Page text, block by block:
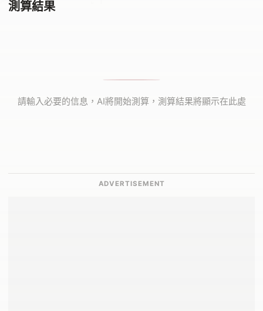
測算結果
請輸入必要的信息，AI將開始測算，測算結果將顯示在此處